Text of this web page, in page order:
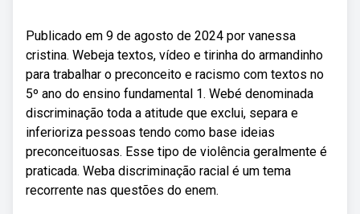
Publicado em 9 de agosto de 2024 por vanessa
cristina. Webeja textos, vídeo e tirinha do armandinho
para trabalhar o preconceito e racismo com textos no
5º ano do ensino fundamental 1. Webé denominada
discriminação toda a atitude que exclui, separa e
inferioriza pessoas tendo como base ideias
preconceituosas. Esse tipo de violência geralmente é
praticada. Weba discriminação racial é um tema
recorrente nas questões do enem.